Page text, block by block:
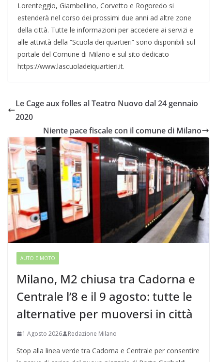
Lorenteggio, Giambellino, Corvetto e Rogoredo si
estenderà nel corso dei prossimi due anni ad altre zone
della città. Tutte le informazioni per accedere ai servizi e
alle attività della “Scuola dei quartieri” sono disponibili sul
portale del Comune di Milano e sul sito dedicato
https://www.lascuoladeiquartieri.it.
Le Cage aux folles al Teatro Nuovo dal 24 gennaio
2020
Niente pace fiscale con il comune di Milano
AUTO E MOTO
Milano, M2 chiusa tra Cadorna e
Centrale l’8 e il 9 agosto: tutte le
alternative per muoversi in città
1 Agosto 2026 Redazione Milano
Stop alla linea verde tra Cadorna e Centrale per consentire